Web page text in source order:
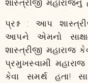
પ્રશ્ન : આપ
આપને એમનો
શાસ્ત્રીજી મહારાજ
પ્રમુખસ્વામી
કેવા સમર્થ હતા!